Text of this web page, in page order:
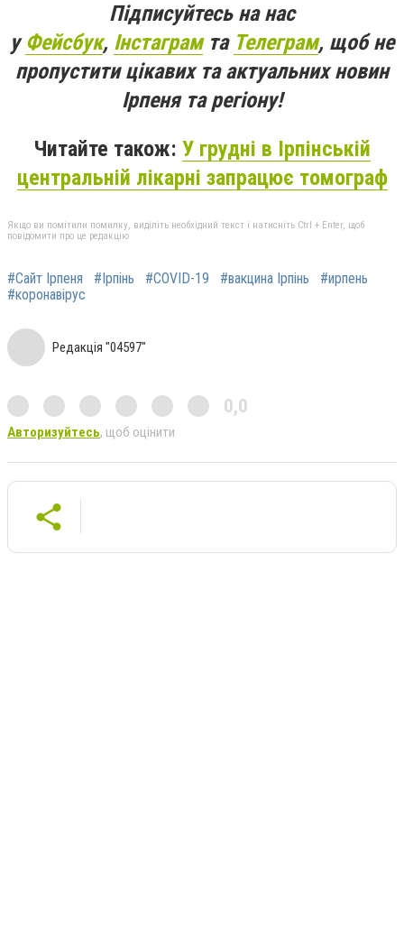
Підписуйтесь на нас
уФейсбук, Інстаграмта Телеграм, щоб не
пропустити цікавих та актуальних новин
Ірпеня та регіону!
Читайте також: У грудні в Ірпінській
центральній лікарні запрацює томограф
Якщо ви помітили помилку, виділіть необхідний текст і натисніть Ctrl + Enter, щоб
повідомити про це редакцію
#Сайт Ірпеня #Ірпінь #COVID-19 #вакцина Ірпінь
#ирпень
#коронавірус
Редакція "04597"
0,0
Авторизуйтесь, щоб оцінити